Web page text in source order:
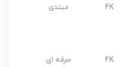
4K مبتدی
4K حرفه ای